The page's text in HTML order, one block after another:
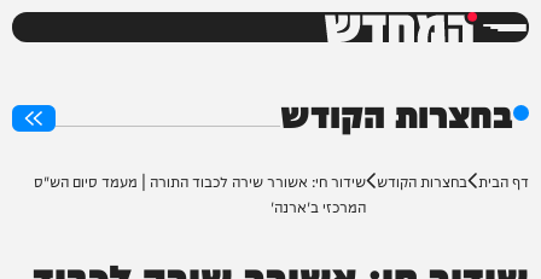
המחדש
בחצרות הקודש
דף הבית בחצרות הקודש שידור חי: אשורר שירה לכבוד התורה | מעמד סיום הש"ס
המרכזי ב'ארנה'